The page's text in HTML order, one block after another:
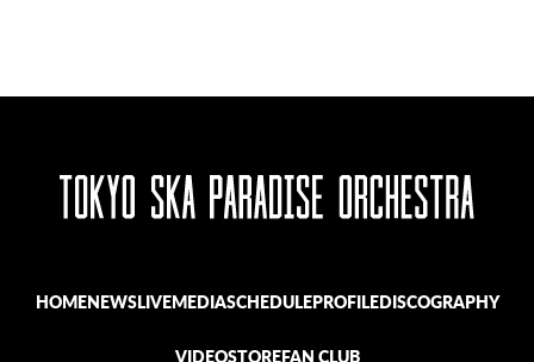
HOMENEWSLIVEMEDIASCHEDULEPROFILEDISCOGRAPHY
VIDEOSTOREFAN CLUB